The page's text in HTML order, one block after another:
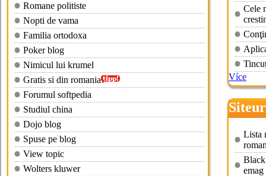
Romane politiste
Nopti de vama
Familia ortodoxa
Poker blog
Nimicul lui krumel
Gratis si din romania
Forumul softpedia
Studiul china
Dojo blog
Spuse pe blog
View topic
Wolters kluwer
Cele
Více
Lista
emag